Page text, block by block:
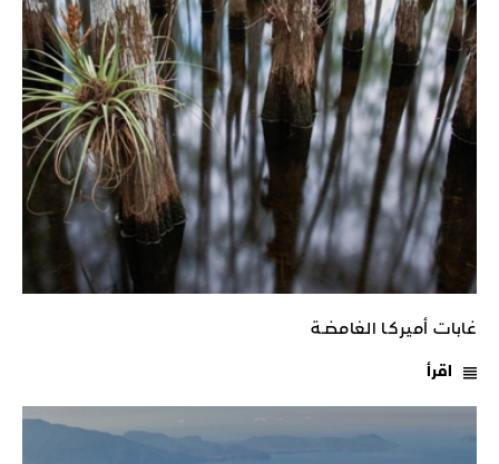
غابات أميركـا الغامضـة
اقرأ